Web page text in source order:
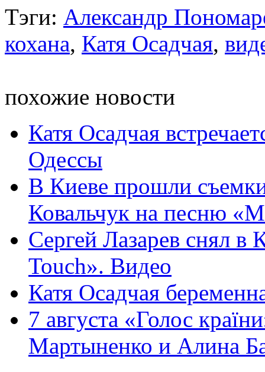
Тэги: Александр
кохана, Катя Осадчая,
похожие новости
Катя Осадчая
Одессы
В Киеве прошли
Ковальчук на песню
Сергей Лазарев снял
Touch». Видео
Катя Осадчая
7 августа «Голос
Мартыненко и Алина